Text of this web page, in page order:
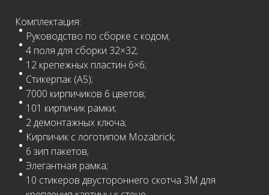
Комплектация:
Руководство по сборке с кодом;
4 поля для сборки 32×32;
12 крепежных пластин 6×6;
Стикерпак (А5);
7000 кирпичиков 6 цветов;
101 кирпичик рамки;
2 демонтажных ключа;
Кирпичик с логотипом Mozabrick;
6 зип пакетов;
Элегантная рамка;
10 стикеров двустороннего скотча 3М для